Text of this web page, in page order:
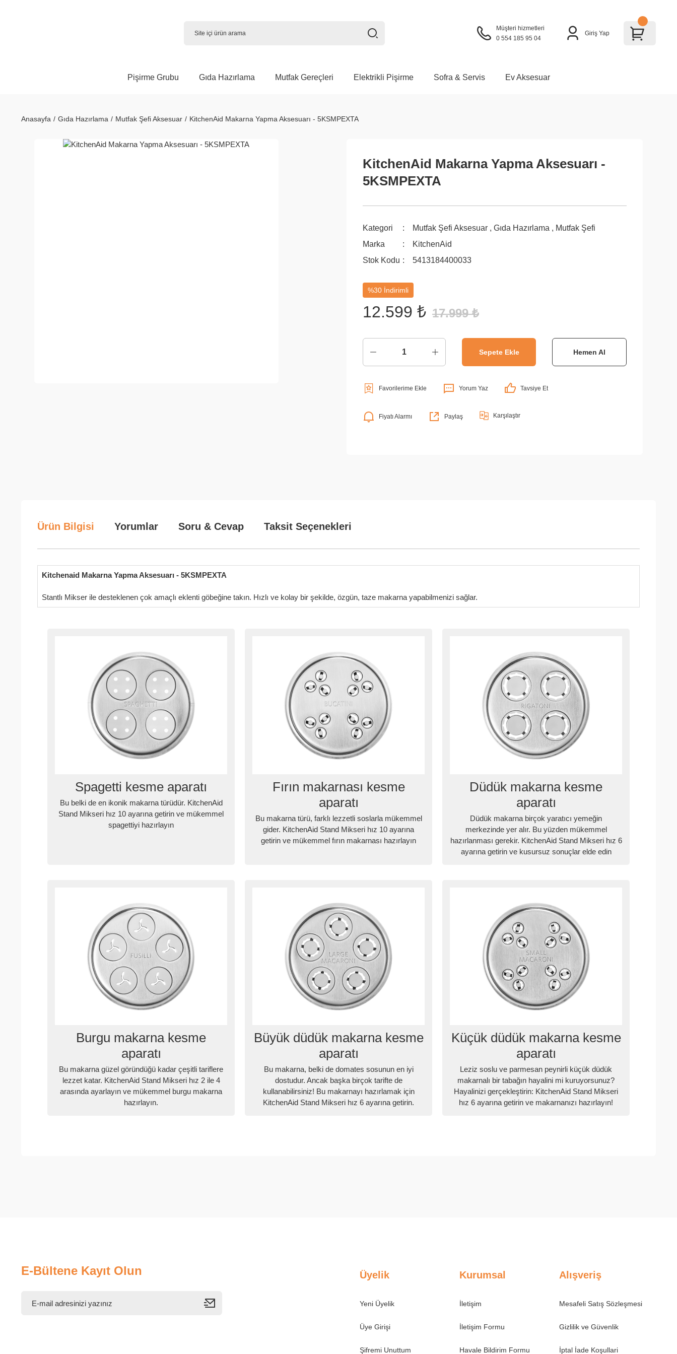
Müşteri hizmetleri
0 554 185 95 04
Giriş Yap
Pişirme Grubu Gıda Hazırlama Mutfak Gereçleri Elektrikli Pişirme Sofra & Servis Ev Aksesuar
Anasayfa Gıda Hazırlama Mutfak Şefi Aksesuar KitchenAid Makarna Yapma Aksesuarı - 5KSMPEXTA
KitchenAid Makarna Yapma Aksesuarı -
5KSMPEXTA
Kategori Mutfak Şefi Aksesuar , Gıda Hazırlama , Mutfak Şefi
Marka
KitchenAid
Stok Kodu
5413184400033
%30 İndirimli
12.599 ₺ 17.999 ₺
Sepete Ekle Hemen Al
Yorum Yaz Tavsiye Et
Fiyatı Alarmı Paylaş Karşılaştır
Ürün Bilgisi Yorumlar Soru & Cevap Taksit Seçenekleri
Kitchenaid Makarna Yapma Aksesuarı - 5KSMPEXTA
Stantlı Mikser ile desteklenen çok amaçlı eklenti göbeğine takın. Hızlı ve kolay bir şekilde, özgün, taze makarna yapabilmenizi sağlar.
Spagetti kesme aparatı
Bu belki de en ikonik makarna türüdür. KitchenAid
Stand Mikseri hız 10 ayarına getirin ve mükemmel
spagettiyi hazırlayın
Fırın makarnası kesme
aparatı
Bu makarna türü, farklı lezzetli soslarla mükemmel
gider. KitchenAid Stand Mikseri hız 10 ayarına
getirin ve mükemmel fırın makarnası hazırlayın
Düdük makarna kesme
aparatı
Düdük makarna birçok yaratıcı yemeğin
merkezinde yer alır. Bu yüzden mükemmel
hazırlanması gerekir. KitchenAid Stand Mikseri hız 6
ayarına getirin ve kusursuz sonuçlar elde edin
Burgu makarna kesme
aparatı
Bu makarna güzel göründüğü kadar çeşitli tariflere
lezzet katar. KitchenAid Stand Mikseri hız 2 ile 4
arasında ayarlayın ve mükemmel burgu makarna
hazırlayın.
Büyük düdük makarna kesme
aparatı
Bu makarna, belki de domates sosunun en iyi
dostudur. Ancak başka birçok tarifte de
kullanabilirsiniz! Bu makarnayı hazırlamak için
KitchenAid Stand Mikseri hız 6 ayarına getirin.
Küçük düdük makarna kesme
aparatı
Leziz soslu ve parmesan peynirli küçük düdük
makarnalı bir tabağın hayalini mi kuruyorsunuz?
Hayalinizi gerçekleştirin: KitchenAid Stand Mikseri
hız 6 ayarına getirin ve makarnanızı hazırlayın!
E-Bültene Kayıt Olun Üyelik
Yeni Üyelik
Üye Girişi
Şifremi Unuttum
Kurumsal
İletişim
İletişim Formu
Havale Bildirim Formu
Alışveriş
Mesafeli Satış Sözleşmesi
Gizlilik ve Güvenlik
İptal İade Koşullari